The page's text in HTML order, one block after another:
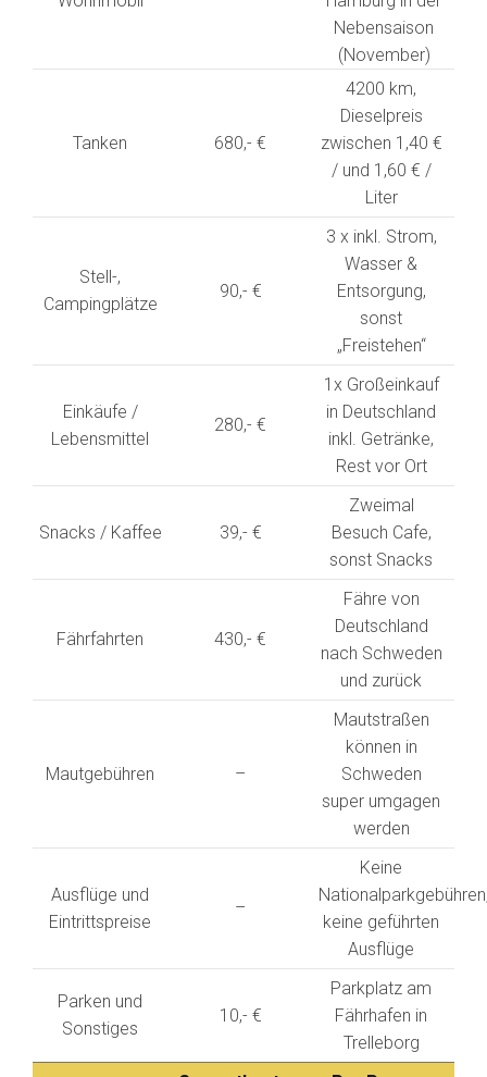
Nebensaison
(November)
Tanken 680,- €
4200 km,
Dieselpreis
zwischen 1,40 €
/ und 1,60 € /
Liter
Stell-,
Campingplätze
90,- €
3 x inkl. Strom,
Wasser &
Entsorgung,
sonst
„Freistehen“
Einkäufe /
Lebensmittel
280,- €
1x Großeinkauf
in Deutschland
inkl. Getränke,
Rest vor Ort
Snacks / Kaffee 39,- €
Zweimal
Besuch Cafe,
sonst Snacks
Fährfahrten 430,- €
Fähre von
Deutschland
nach Schweden
und zurück
Mautgebühren –
Mautstraßen
können in
Schweden
super umgagen
werden
Ausflüge und
Eintrittspreise
–
Keine
keine geführten
Ausflüge
Parken und
Sonstiges
10,- €
Parkplatz am
Fährhafen in
Trelleborg